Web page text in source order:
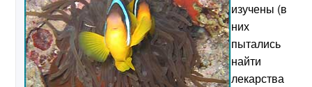
изучены (в
них
пытались
найти
лекарства